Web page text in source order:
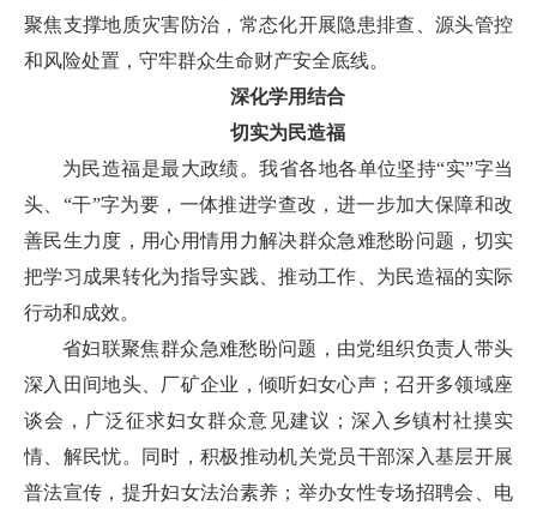
聚焦支撑地质灾害防治，常态化开展隐患排查、源头管控
和风险处置，守牢群众生命财产安全底线。
深化学用结合
切实为民造福
为民造福是最大政绩。我省各地各单位坚持“实”字当
头、“干”字为要，一体推进学查改，进一步加大保障和改
善民生力度，用心用情用力解决群众急难愁盼问题，切实
把学习成果转化为指导实践、推动工作、为民造福的实际
行动和成效。
省妇联聚焦群众急难愁盼问题，由党组织负责人带头
深入田间地头、厂矿企业，倾听妇女心声；召开多领域座
谈会，广泛征求妇女群众意见建议；深入乡镇村社摸实
情、解民忧。同时，积极推动机关党员干部深入基层开展
普法宣传，提升妇女法治素养；举办女性专场招聘会、电